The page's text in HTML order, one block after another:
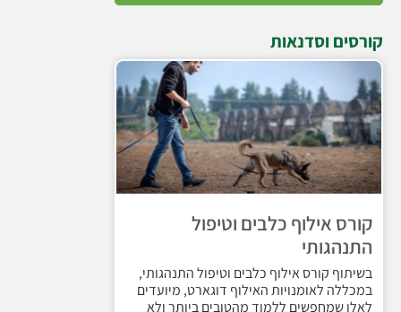
קורסים וסדנאות
קורס אילוף כלבים וטיפול
התנהגותי
בשיתוף קורס אילוף כלבים וטיפול התנהגותי,
במכללה לאומנויות האילוף דוגארט, מיועדים
לאלו שמחפשים ללמוד מהטובים ביותר ולא